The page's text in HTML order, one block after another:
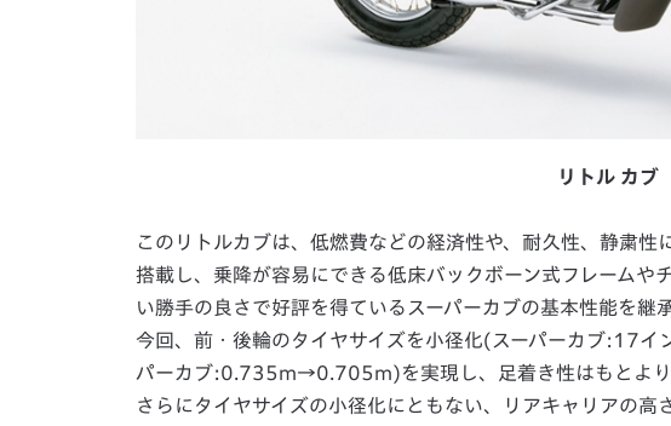
リトル カブ
このリトルカブは、低燃費などの経済性や、耐久性、静粛性
搭載し、乗降が容易にできる低床バックボーン式フレームや
い勝手の良さで好評を得ているスーパーカブの基本性能を継承
今回、前・後輪のタイヤサイズを小径化(スーパーカブ:17
パーカブ:0.735m→0.705m)を実現し、足着き性はもとより
さらにタイヤサイズの小径化にともない、リアキャリアの